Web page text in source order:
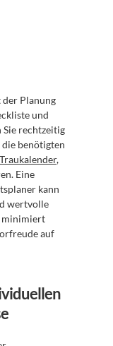
der Planung
und
Sie rechtzeitig
benötigten
,
Eine
kann
wertvolle
minimiert
auf